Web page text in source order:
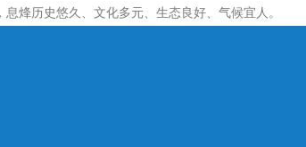
烽历史悠久、文化多元、生态良好、气候宜人。